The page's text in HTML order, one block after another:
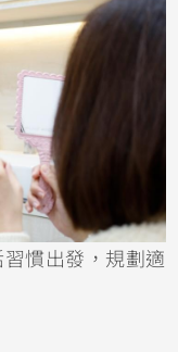
慣出發，規劃適